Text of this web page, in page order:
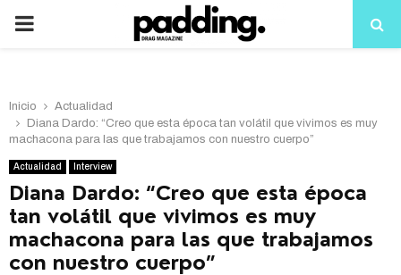
PRIMARY
Inicio
Actualidad
Diana Dardo: “Creo que esta época tan volátil que vivimos es muy
machacona para las que trabajamos con nuestro cuerpo”
Actualidad Interview
Diana Dardo: “Creo que esta época
tan volátil que vivimos es muy
machacona para las que trabajamos
con nuestro cuerpo”